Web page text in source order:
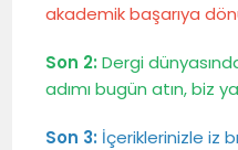
akademik başarıya
Son 2: Dergi
adımı bugün atın, biz
Son 3: İçeriklerinizle iz